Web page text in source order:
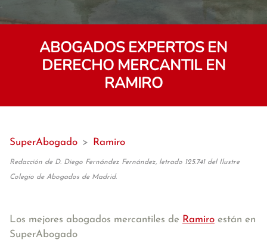
ABOGADOS EXPERTOS EN
DERECHO MERCANTIL EN
RAMIRO
SuperAbogado > Ramiro
Redacción de D. Diego Fernández Fernández, letrado 125.741 del Ilustre
Colegio de Abogados de Madrid.
Los mejores abogados mercantiles de Ramiro están en
SuperAbogado